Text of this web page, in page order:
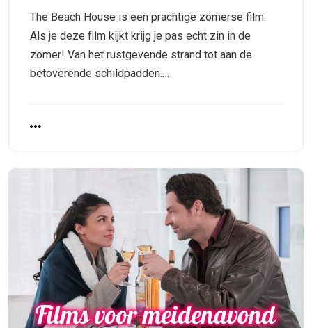
The Beach House is een prachtige zomerse film.
Als je deze film kijkt krijg je pas echt zin in de
zomer! Van het rustgevende strand tot aan de
betoverende schildpadden.…